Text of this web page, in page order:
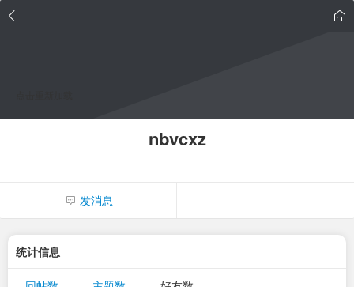
nbvcxz
发消息
统计信息